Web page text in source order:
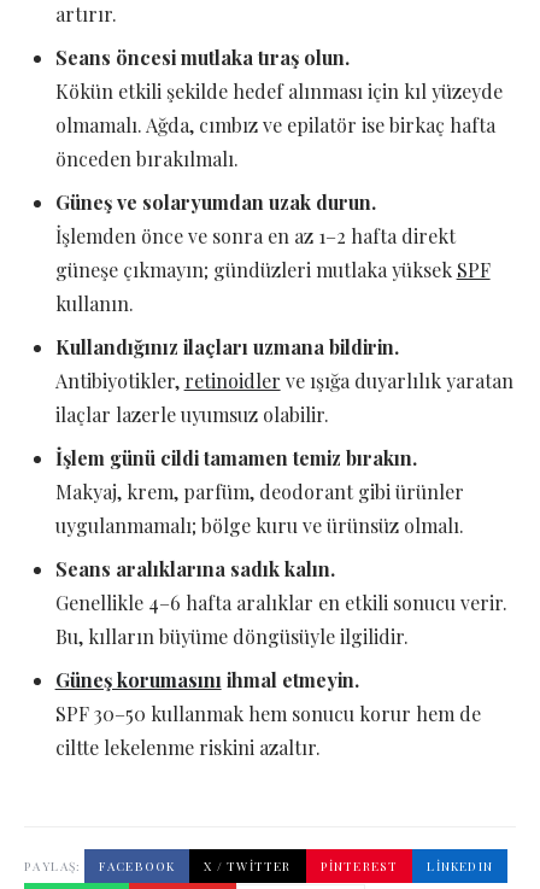
artırır.
Seans öncesi mutlaka tıraş olun.
Kökün etkili şekilde hedef alınması için kıl yüzeyde
olmamalı. Ağda, cımbız ve epilatör ise birkaç hafta
önceden bırakılmalı.
Güneş ve solaryumdan uzak durun.
İşlemden önce ve sonra en az 1–2 hafta direkt
güneşe çıkmayın; gündüzleri mutlaka yüksek SPF
kullanın.
Kullandığınız ilaçları uzmana bildirin.
Antibiyotikler, retinoidler ve ışığa duyarlılık yaratan
ilaçlar lazerle uyumsuz olabilir.
İşlem günü cildi tamamen temiz bırakın.
Makyaj, krem, parfüm, deodorant gibi ürünler
uygulanmamalı; bölge kuru ve ürünsüz olmalı.
Seans aralıklarına sadık kalın.
Genellikle 4–6 hafta aralıklar en etkili sonucu verir.
Bu, kılların büyüme döngüsüyle ilgilidir.
Güneş korumasınıihmal etmeyin.
SPF 30–50 kullanmak hem sonucu korur hem de
ciltte lekelenme riskini azaltır.
PAYLAŞ: FACEBOOK X / TWITTER PINTEREST
LINKEDIN